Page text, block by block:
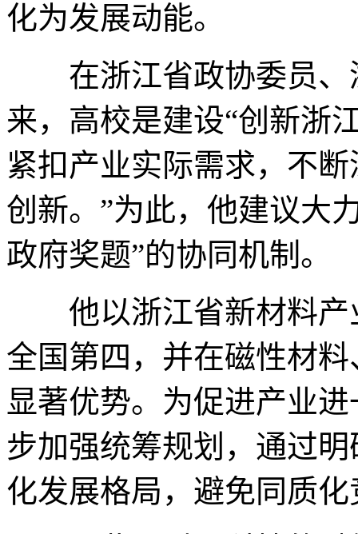
化为发展动能。
在浙江省政协委员、
来，高校是建设“创新浙
紧扣产业实际需求，不
创新。”为此，他建议大
政府奖题”的协同机制。
他以浙江省新材料产
全国第四，并在磁性材
显著优势。为促进产业
步加强统筹规划，通过
化发展格局，避免同质化